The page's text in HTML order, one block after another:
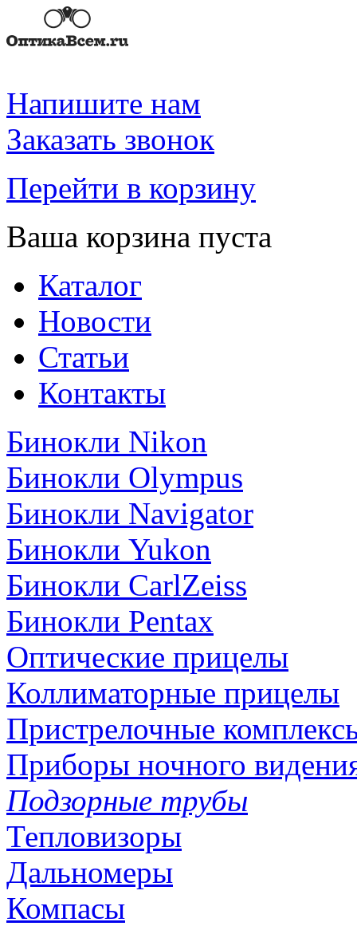
Напишите нам
Заказать звонок
Перейти в корзину
Ваша корзина пуста
Каталог
Новости
Статьи
Контакты
Бинокли Nikon
Бинокли Olympus
Бинокли Navigator
Бинокли Yukon
Бинокли CarlZeiss
Бинокли Pentax
Оптические прицелы
Коллиматорные прицелы
Пристрелочные
Приборы ночного
Подзорные трубы
Тепловизоры
Дальномеры
Компасы